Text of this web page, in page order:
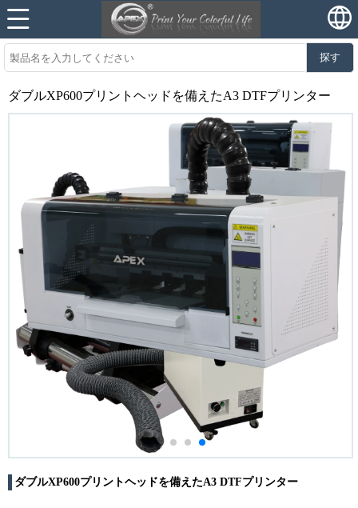
探す
ダブルXP600プリントヘッドを備えたA3 DTFプリンター
ダブルXP600プリントヘッドを備えたA3 DTFプリンター